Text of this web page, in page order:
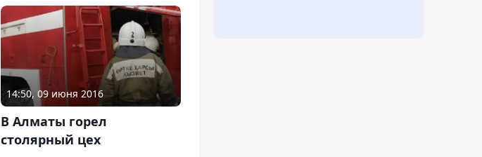
14:50, 09 июня 2016
В Алматы горел
столярный цех